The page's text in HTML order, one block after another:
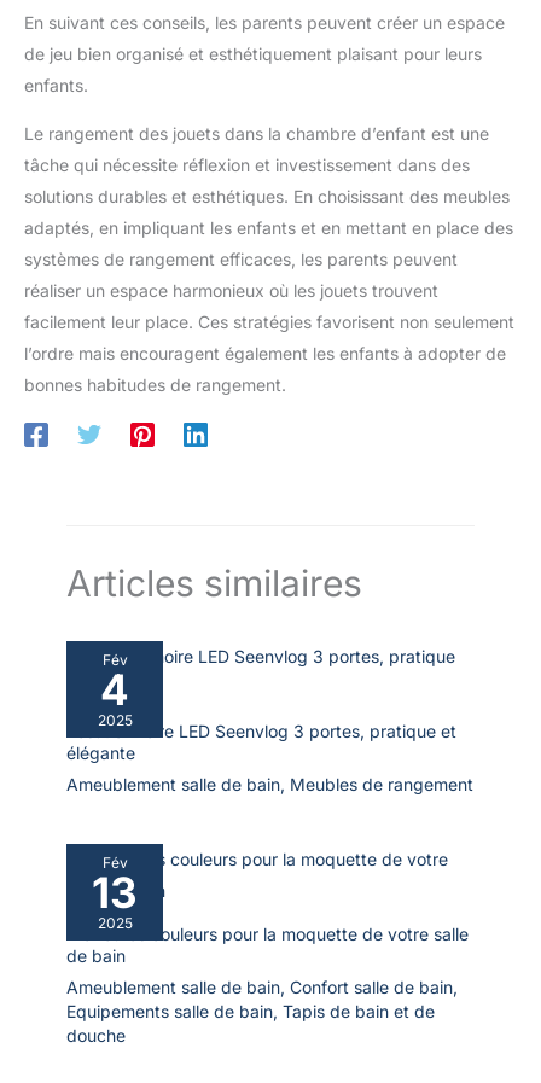
En suivant ces conseils, les parents peuvent créer un espace
de jeu bien organisé et esthétiquement plaisant pour leurs
enfants.
Le rangement des jouets dans la chambre d’enfant est une
tâche qui nécessite réflexion et investissement dans des
solutions durables et esthétiques. En choisissant des meubles
adaptés, en impliquant les enfants et en mettant en place des
systèmes de rangement efficaces, les parents peuvent
réaliser un espace harmonieux où les jouets trouvent
facilement leur place. Ces stratégies favorisent non seulement
l’ordre mais encouragent également les enfants à adopter de
bonnes habitudes de rangement.
Articles similaires
Fév
4
2025
Test : armoire LED Seenvlog 3 portes, pratique et
élégante
Ameublement salle de bain, Meubles de rangement
Fév
13
2025
Meilleures couleurs pour la moquette de votre salle
de bain
Ameublement salle de bain, Confort salle de bain,
Equipements salle de bain, Tapis de bain et de
douche